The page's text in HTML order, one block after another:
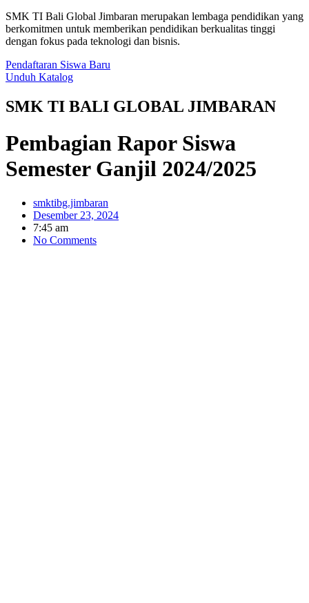
SMK TI Bali Global Jimbaran merupakan lembaga pendidikan yang
berkomitmen untuk memberikan pendidikan berkualitas tinggi
dengan fokus pada teknologi dan bisnis.
Pendaftaran Siswa Baru
Unduh Katalog
SMK TI BALI GLOBAL JIMBARAN
Pembagian Rapor Siswa
Semester Ganjil 2024/2025
smktibg.jimbaran
Desember 23, 2024
7:45 am
No Comments